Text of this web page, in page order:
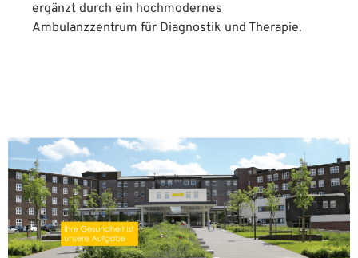
ergänzt durch ein hochmodernes
Ambulanzzentrum für Diagnostik und Therapie.